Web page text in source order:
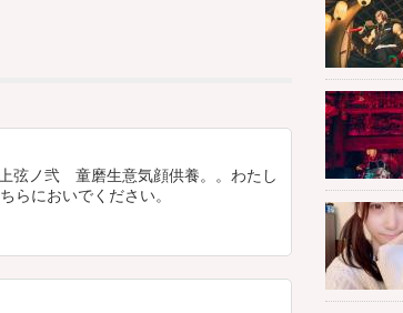
ノ弐 童磨生意気顔供養。。わたし
らにおいでください。